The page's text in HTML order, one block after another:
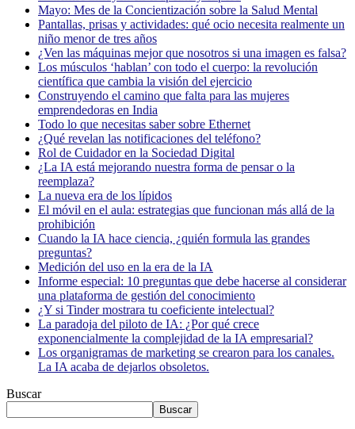
Mayo: Mes de la Concientización sobre la Salud Mental
Pantallas, prisas y actividades: qué ocio necesita realmente un
niño menor de tres años
¿Ven las máquinas mejor que nosotros si una imagen es falsa?
Los músculos ‘hablan’ con todo el cuerpo: la revolución
científica que cambia la visión del ejercicio
Construyendo el camino que falta para las mujeres
emprendedoras en India
Todo lo que necesitas saber sobre Ethernet
¿Qué revelan las notificaciones del teléfono?
Rol de Cuidador en la Sociedad Digital
¿La IA está mejorando nuestra forma de pensar o la
reemplaza?
La nueva era de los lípidos
El móvil en el aula: estrategias que funcionan más allá de la
prohibición
Cuando la IA hace ciencia, ¿quién formula las grandes
preguntas?
Medición del uso en la era de la IA
Informe especial: 10 preguntas que debe hacerse al considerar
una plataforma de gestión del conocimiento
¿Y si Tinder mostrara tu coeficiente intelectual?
La paradoja del piloto de IA: ¿Por qué crece
exponencialmente la complejidad de la IA empresarial?
Los organigramas de marketing se crearon para los canales.
La IA acaba de dejarlos obsoletos.
Buscar
Buscar